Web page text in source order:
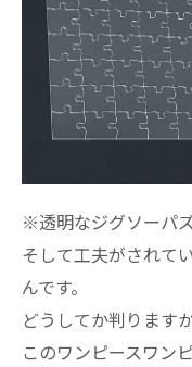
※透明なジグソーパ
そして工夫がされて
んです。
どうしてか判りますか
このワンピースワン